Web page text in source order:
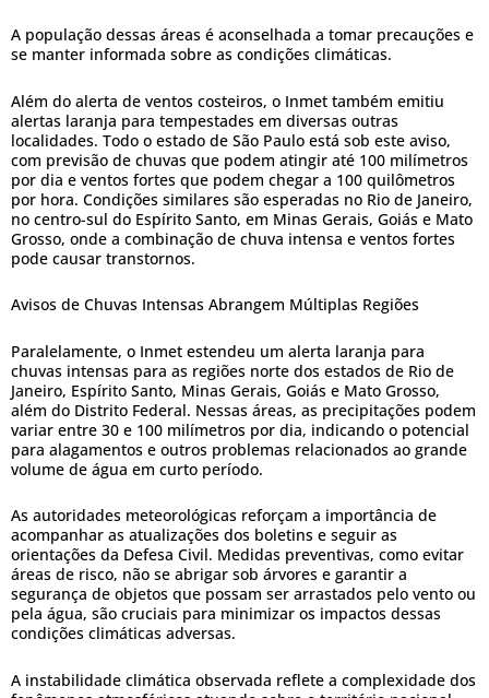
A população dessas áreas é aconselhada a tomar precauções e
se manter informada sobre as condições climáticas.
Além do alerta de ventos costeiros, o Inmet também emitiu
alertas laranja para tempestades em diversas outras
localidades. Todo o estado de São Paulo está sob este aviso,
com previsão de chuvas que podem atingir até 100 milímetros
por dia e ventos fortes que podem chegar a 100 quilômetros
por hora. Condições similares são esperadas no Rio de Janeiro,
no centro-sul do Espírito Santo, em Minas Gerais, Goiás e Mato
Grosso, onde a combinação de chuva intensa e ventos fortes
pode causar transtornos.
Avisos de Chuvas Intensas Abrangem Múltiplas Regiões
Paralelamente, o Inmet estendeu um alerta laranja para
chuvas intensas para as regiões norte dos estados de Rio de
Janeiro, Espírito Santo, Minas Gerais, Goiás e Mato Grosso,
além do Distrito Federal. Nessas áreas, as precipitações podem
variar entre 30 e 100 milímetros por dia, indicando o potencial
para alagamentos e outros problemas relacionados ao grande
volume de água em curto período.
As autoridades meteorológicas reforçam a importância de
acompanhar as atualizações dos boletins e seguir as
orientações da Defesa Civil. Medidas preventivas, como evitar
áreas de risco, não se abrigar sob árvores e garantir a
segurança de objetos que possam ser arrastados pelo vento ou
pela água, são cruciais para minimizar os impactos dessas
condições climáticas adversas.
A instabilidade climática observada reflete a complexidade dos